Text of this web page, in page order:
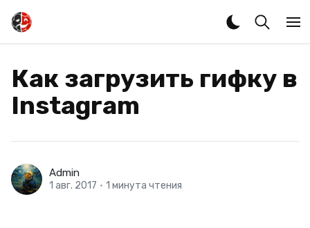
Как загрузить гифку в
Instagram
Admin
1 авг. 2017 • 1 минута чтения